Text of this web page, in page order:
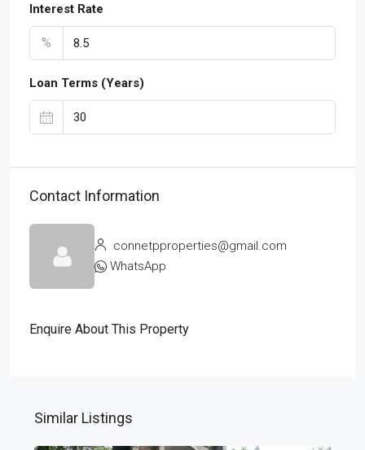
Interest Rate
%
Loan Terms (Years)
Contact Information
connetpproperties@gmail.com
WhatsApp
Enquire About This Property
Similar Listings